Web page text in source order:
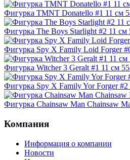
Фигурка TMNT Donatello #1 11 см
Фигурка The Boys Starlight #2 11 см
Фигурка Spy X Family Loid Forger
Фигурка Witcher 3 Geralt #1 11 см
Фигурка Spy X Family Yor Forger #2
Фигурка Chainsaw Man Chainsaw
Компания
Информация о компании
Новости